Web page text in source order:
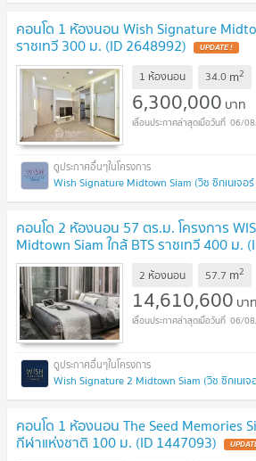
คอนโด 1 ห้องนอน Wish Signature
ราชเทวี 300 ม. (ID 2648992) UPDATE !
1 ห้องนอน 34.0 m2
6,300,000 บาท
06/
Wish Signature Midtown Siam (วิช ซิกเนเจอ
คอนโด 2 ห้องนอน 57 ตร.ม. โครงการ
Midtown Siam ใกล้ BTS ราชเทวี 400 ม.
2 ห้องนอน 57.7 m2
14,610,600 บาท
06/
Wish Signature 2 Midtown Siam (วิช ซิกเนเ
คอนโด 1 ห้องนอน The Seed Memories
กีฬาแห่งชาติ 100 ม. (ID 1447093)